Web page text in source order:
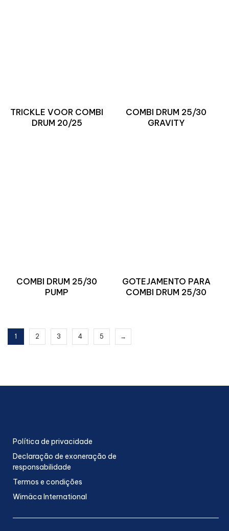
TRICKLE VOOR COMBI
DRUM 20/25
COMBI DRUM 25/30
GRAVITY
COMBI DRUM 25/30
PUMP
GOTEJAMENTO PARA
COMBI DRUM 25/30
1 2 3 4 5 →
Política de privacidade
Declaração de exoneração de
responsabilidade
Termos e condições
Wimäca International